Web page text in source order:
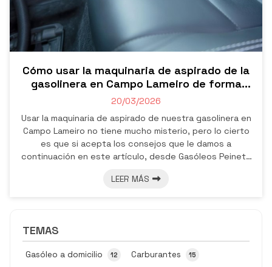
TEMAS
Gasóleo a domicilio 12 Carburantes 15
Cómo usar la maquinaria de aspirado de la
gasolinera en Campo Lameiro de forma
eficiente
20/03/2026
Usar la maquinaria de aspirado de nuestra gasolinera en
Campo Lameiro no tiene mucho misterio, pero lo cierto
es que si acepta los consejos que le damos a
continuación en este artículo, desde Gasóleos Peineto
eficiente y rápida. ¡Y así aprovechará al máximo cada
LEER MÁS